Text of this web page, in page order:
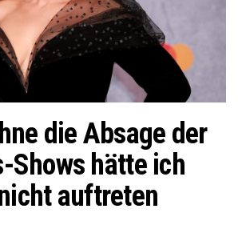
die Absage der
Shows hätte ich
auftreten